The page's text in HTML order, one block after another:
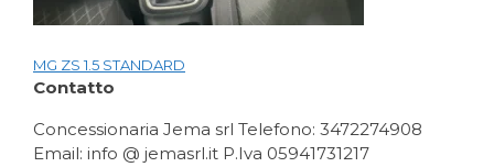
Navigazione
articoli
MG ZS 1.5 STANDARD
Contatto
Concessionaria Jema srl Telefono: 3472274908
Email: info @ jemasrl.it P.Iva 05941731217